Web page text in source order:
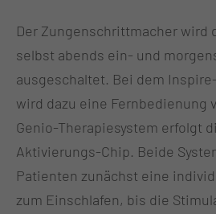
Der Zungenschrittmacher wird
selbst abends ein- und
ausgeschaltet. Bei dem
wird dazu eine Fernbedienung
Genio-Therapiesystem erfolgt
Aktivierungs-Chip. Beide
Patienten zunächst eine
zum Einschlafen, bis die